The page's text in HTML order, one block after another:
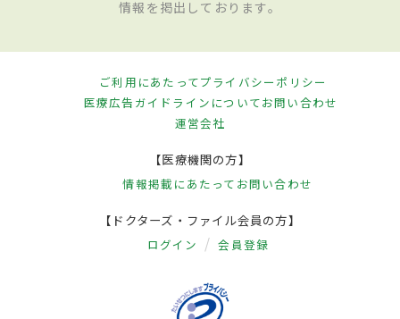
情報を掲出しております。
ご利用にあたってプライバシーポリシー
医療広告ガイドラインについてお問い合わせ
運営会社
【医療機関の方】
情報掲載にあたって お問い合わせ
【ドクターズ・ファイル会員の方】
ログイン 会員登録